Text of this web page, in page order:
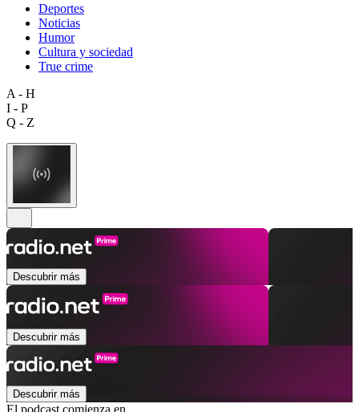
Deportes
Noticias
Humor
Cultura y sociedad
True crime
A - H
I - P
Q - Z
Descubrir más
Descubrir más
Descubrir más